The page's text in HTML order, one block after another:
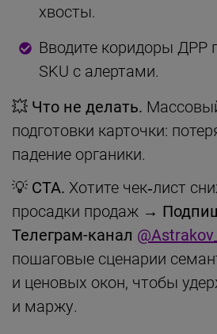
хвосты.
Вводите коридоры ДРР
SKU с алертами.
💥 Что не делать.
подготовки карточки:
падение органики.
💡 CTA. Хотите чек‑лист
просадки продаж →
Телеграм-канал
пошаговые сценарии
и ценовых окон, чтобы
и маржу.